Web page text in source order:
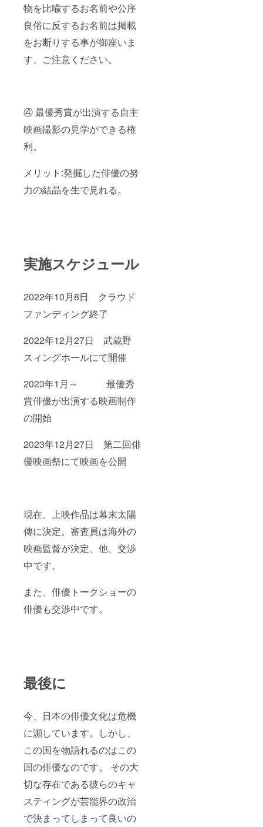
物を比喩するお名前や公序
良俗に反するお名前は掲載
をお断りする事が御座いま
す、ご注意ください。
④ 最優秀賞が出演する自主
映画撮影の見学ができる権
利。
メリット:発掘した俳優の努
力の結晶を生で見れる。
実施スケジュール
2022年10月8日 クラウド
ファンディング終了
2022年12月27日 武蔵野
スィングホールにて開催
2023年1月～ 最優秀
賞俳優が出演する映画制作
の開始
2023年12月27日 第二回俳
優映画祭にて映画を公開
現在、上映作品は幕末太陽
傳に決定。審査員は海外の
映画監督が決定、他、交渉
中です。
また、俳優トークショーの
俳優も交渉中です。
最後に
今、日本の俳優文化は危機
に瀕しています。しかし、
この国を物語れるのはこの
国の俳優なのです。 その大
切な存在である彼らのキャ
スティングが芸能界の政治
で決まってしまって良いの